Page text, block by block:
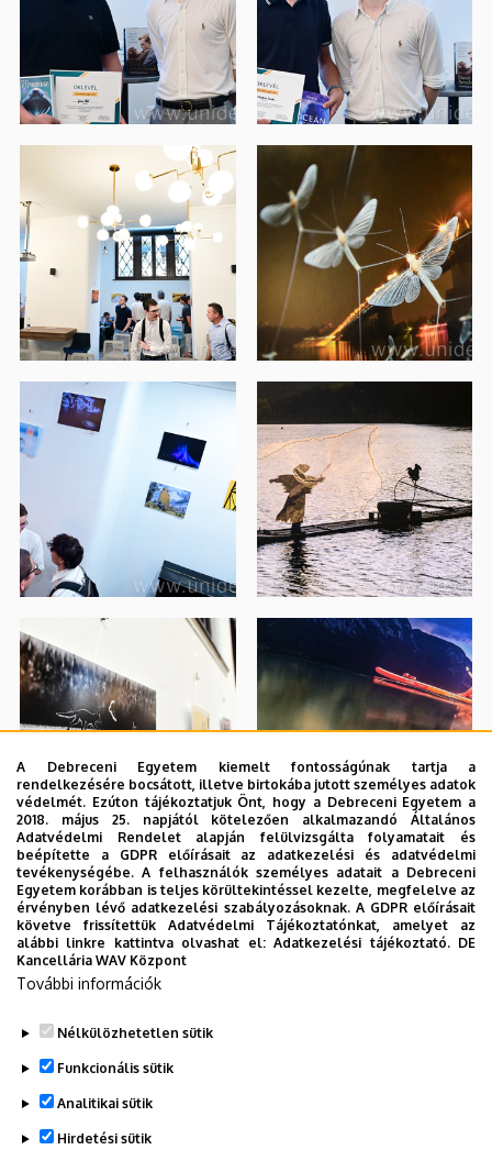
A Debreceni Egyetem kiemelt fontosságúnak tartja a
rendelkezésére bocsátott, illetve birtokába jutott személyes adatok
védelmét. Ezúton tájékoztatjuk Önt, hogy a Debreceni Egyetem a
2018. május 25. napjától kötelezően alkalmazandó Általános
Adatvédelmi Rendelet alapján felülvizsgálta folyamatait és
beépítette a GDPR előírásait az adatkezelési és adatvédelmi
tevékenységébe. A felhasználók személyes adatait a Debreceni
Egyetem korábban is teljes körültekintéssel kezelte, megfelelve az
érvényben lévő adatkezelési szabályozásoknak. A GDPR előírásait
követve frissítettük Adatvédelmi Tájékoztatónkat, amelyet az
alábbi linkre kattintva olvashat el:Adatkezelési tájékoztató. DE
Kancellária WAV Központ
További információk
Nélkülözhetetlen sütik
Funkcionális sütik
Analitikai sütik
Hirdetési sütik